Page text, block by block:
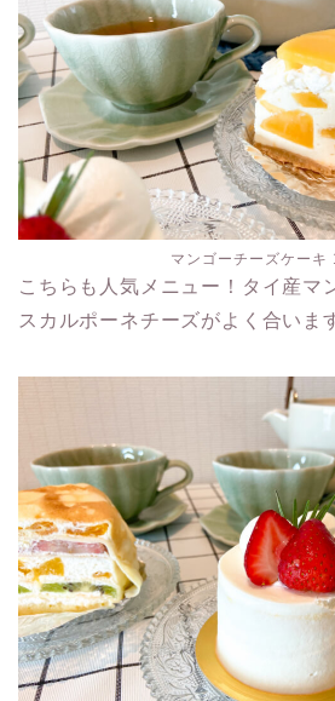
マンゴーチーズケーキ
こちらも人気メニュー！タイ産マ
スカルポーネチーズがよく合いま